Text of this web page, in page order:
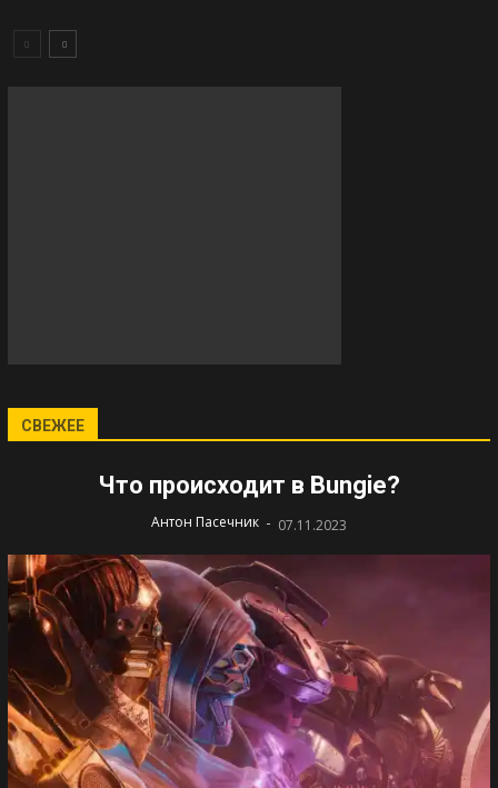
СВЕЖЕЕ
Что происходит в Bungie?
Антон Пасечник - 07.11.2023